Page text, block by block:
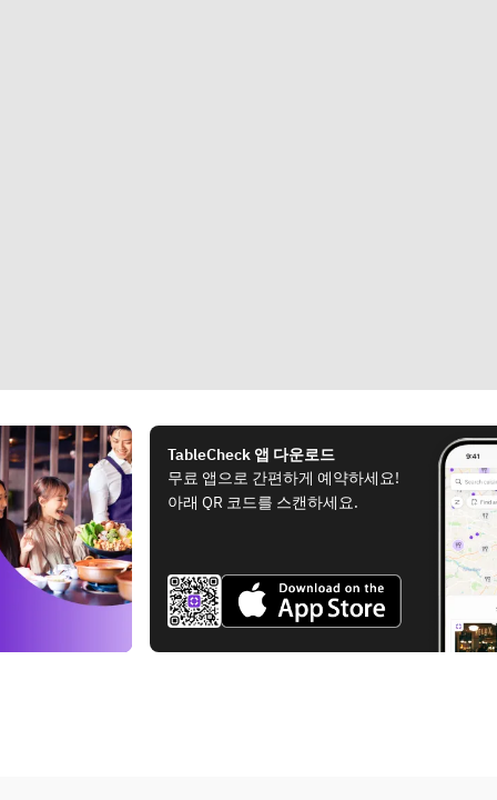
TableCheck 앱 다운로드
무료 앱으로 간편하게 예약하세요!
아래 QR 코드를 스캔하세요.